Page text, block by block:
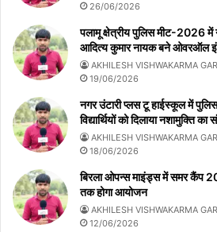
26/06/2026
पलामू क्षेत्रीय पुलिस मीट-2026 में
आदित्य कुमार नायक बने ओवरऑल
AKHILESH VISHWAKARMA
19/06/2026
नगर उंटारी प्लस टू हाईस्कूल में
विद्यार्थियों को दिलाया नशामुक्ति का
AKHILESH VISHWAKARMA
18/06/2026
बिरला ओपन्स माइंड्स में समर कैंप
तक होगा आयोजन
AKHILESH VISHWAKARMA
12/06/2026